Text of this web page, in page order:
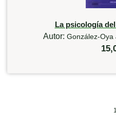
La psicología
Autor: González-Oya
1